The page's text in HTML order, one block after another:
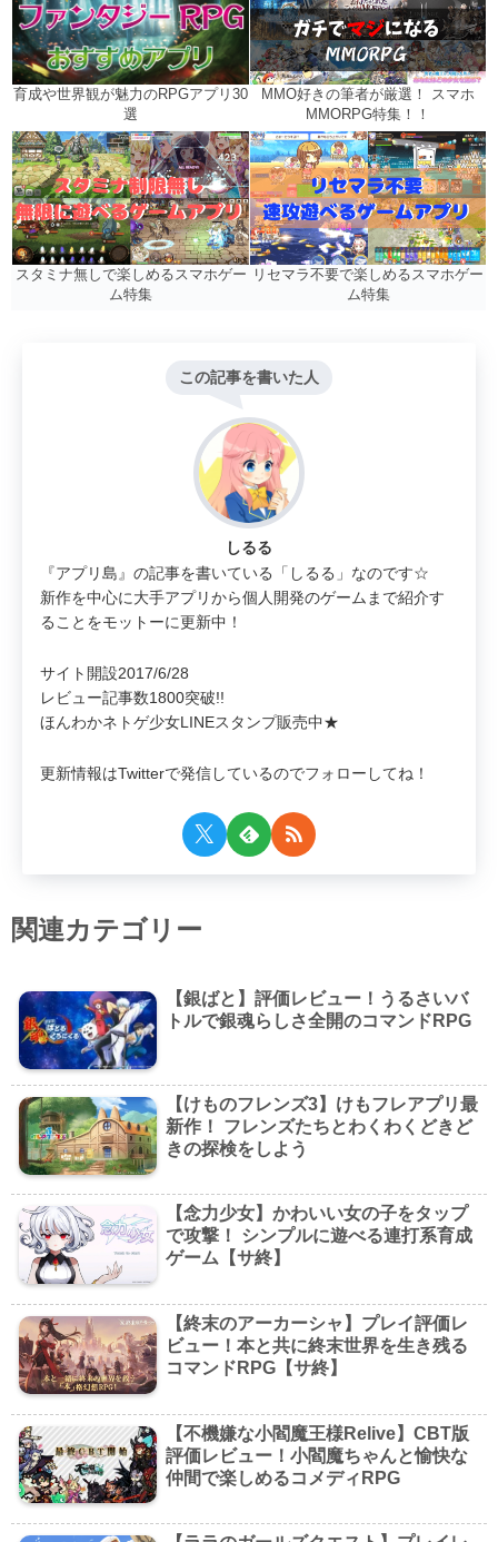
育成や世界観が魅力のRPGアプリ30
選
MMO好きの筆者が厳選！ スマホ
MMORPG特集！！
スタミナ無しで楽しめるスマホゲー
ム特集
リセマラ不要で楽しめるスマホゲー
ム特集
この記事を書いた人
しるる
『アプリ島』の記事を書いている「しるる」なのです☆
新作を中心に大手アプリから個人開発のゲームまで紹介す
ることをモットーに更新中！
サイト開設2017/6/28
レビュー記事数1800突破!!
ほんわかネトゲ少女LINEスタンプ販売中★
更新情報はTwitterで発信しているのでフォローしてね！
関連カテゴリー
【銀ばと】評価レビュー！うるさいバ
トルで銀魂らしさ全開のコマンドRPG
【けものフレンズ3】けもフレアプリ最
新作！ フレンズたちとわくわくどきど
きの探検をしよう
【念力少女】かわいい女の子をタップ
で攻撃！ シンプルに遊べる連打系育成
ゲーム【サ終】
【終末のアーカーシャ】プレイ評価レ
ビュー！本と共に終末世界を生き残る
コマンドRPG【サ終】
【不機嫌な小閻魔王様Relive】CBT版
評価レビュー！小閻魔ちゃんと愉快な
仲間で楽しめるコメディRPG